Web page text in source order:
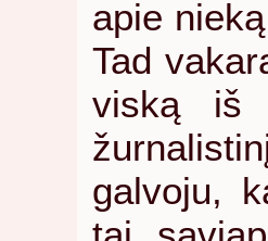
apie
Tad
viską iš
galvoju,